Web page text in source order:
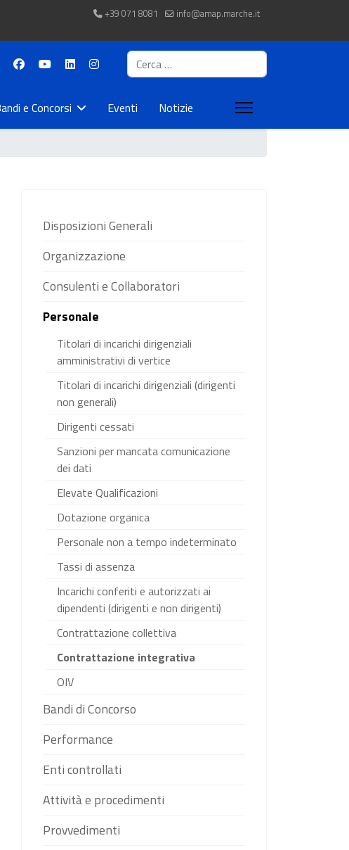
+39 071 8081 info@amap.marche.it
Cerca
e Concorsi Eventi Notizie
Disposizioni Generali
Organizzazione
Consulenti e Collaboratori
Personale
Titolari di incarichi dirigenziali
amministrativi di vertice
Titolari di incarichi dirigenziali (dirigenti
non generali)
Dirigenti cessati
Sanzioni per mancata comunicazione
dei dati
Elevate Qualificazioni
Dotazione organica
Personale non a tempo indeterminato
Tassi di assenza
Incarichi conferiti e autorizzati ai
dipendenti (dirigenti e non dirigenti)
Contrattazione collettiva
Contrattazione integrativa
OIV
Bandi di Concorso
Performance
Enti controllati
Attività e procedimenti
Provvedimenti